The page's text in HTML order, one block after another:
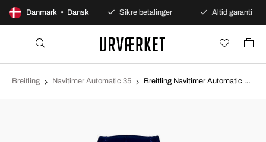
Danmark • Dansk
100 dages åbent køb Sikre betalinger Altid garanti
Breitling Navitimer Automatic 35 Breitling Navitimer Automatic 35 Blå/Læder Ø35 mm A17395161C1P2